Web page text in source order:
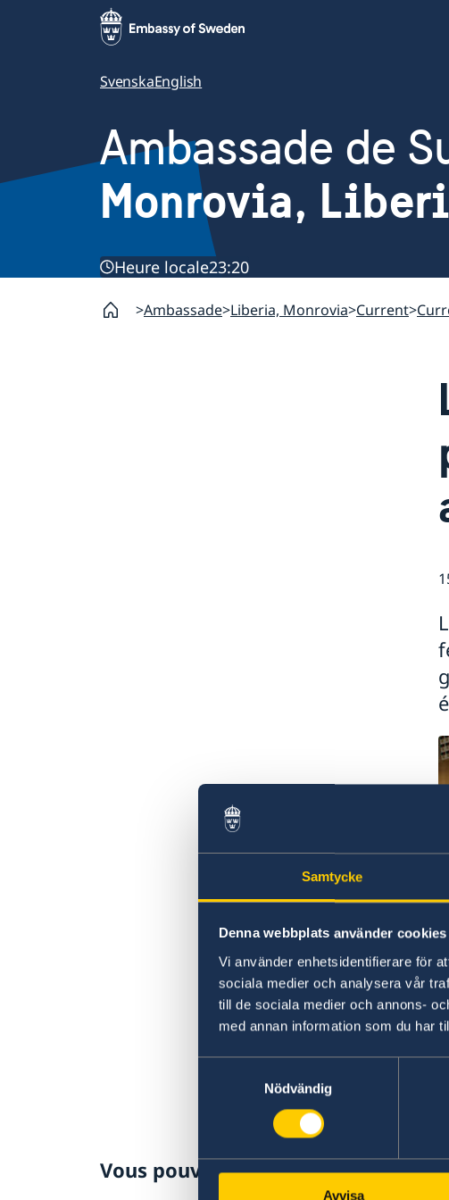
Samtycke
Denna webbplats använder cookies
Vi använder enhetsidentifierare för
sociala medier och analysera vår
till de sociala medier och annons-
med annan information som du har
Nödvändig
Avvisa
SvenskaEnglish
Ambassade de
Monrovia,
Heure locale23:20
Ambassade Liberia, Monrovia Current
Vous pouvez lire ici la déclaration